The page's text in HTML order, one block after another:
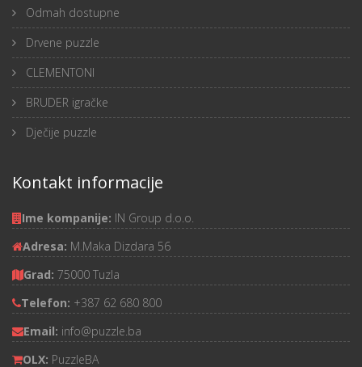
Odmah dostupne
Drvene puzzle
CLEMENTONI
BRUDER igračke
Dječije puzzle
Kontakt informacije
Ime kompanije: IN Group d.o.o.
Adresa: M.Maka Dizdara 56
Grad: 75000 Tuzla
Telefon: +387 62 680 800
Email: info@puzzle.ba
OLX: PuzzleBA